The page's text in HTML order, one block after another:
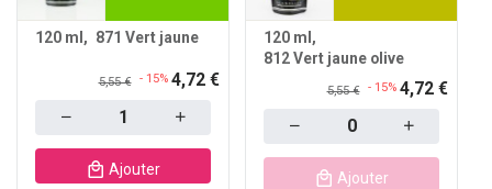
120 ml 871 Vert jaune
5,55 € - 15% 4,72 €
Ajouter
120 ml
812 Vert jaune olive
5,55 € - 15% 4,72 €
Ajouter